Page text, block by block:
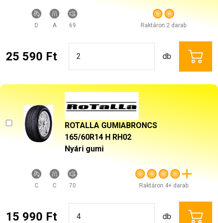
D A 69 Raktáron 2 darab
25 590 Ft db
ROTALLA GUMIABRONCS
165/60R14 H RH02
Nyári gumi
C C 70 Raktáron 4+ darab
15 990 Ft db